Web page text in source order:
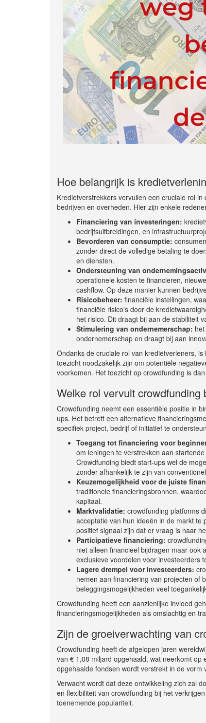
Hoe belangrijk is
Kredietverstrekkers vervullen een cruciale rol
bedrijven en overheden. Hier zijn enkele
Financiering van investeringen:
bedrijfsuitbreidingen, en
Bevorderen van consumptie:
zonder direct de volledige betaling te
en diensten.
Ondersteuning van
operationele kosten te financieren,
cashflow. Op deze manier kunnen
Risicobeheer: financiële instellingen,
financiële risico's door de
het risico. Dit draagt bij aan de stabiliteit
Stimulering van ondernemerschap:
ondernemerschap en draagt bij aan
Ondanks de cruciale rol van kredietverleners,
toezicht noodzakelijk zijn om potentiële
voorkomen. Het toezicht op crowdfunding is
Welke rol vervult crowdfunding
Crowdfunding neemt een essentiële positie in
ups. Het betreft een alternatieve
specifiek project, bedrijf of initiatief te
Toegang tot financiering voor
om leningen te verstrekken aan
Crowdfunding biedt start-ups wel de
zonder afhankelijk te zijn van
Keuzemogelijkheid voor de juiste
traditionele financieringsbronnen,
kapitaal.
Marktvalidatie: crowdfunding platforms
acceptatie van hun ideeën in de markt te
positief signaal zijn dat er vraag is naar
Participatieve financiering:
niet alleen financieel bijdragen maar ook
exclusieve voordelen voor investeerders
Lagere drempel voor investeerders:
nemen aan financiering van projecten of
beleggingsmogelijkheden veel
Crowdfunding heeft een aanzienlijke invloed
financieringsmogelijkheden als omslachtig en
Zijn de groeiverwachting van
Crowdfunding heeft de afgelopen jaren
van € 1,08 miljard opgehaald, wat neerkomt
opgehaalde fondsen wordt verstrekt in de
Verwacht wordt dat deze ontwikkeling zich zal
en flexibiliteit van crowdfunding bij het
toenemende populariteit.